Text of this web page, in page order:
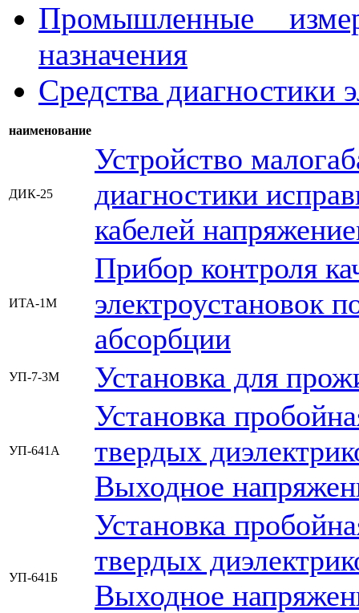
Промышленные
назначения
Средства диагностики
наименование
ДИК-25
Устройство
диагностики
кабелей
ИТА-1М
Прибор контроля
электроустановок
абсорбции
УП-7-3М Установка для
УП-641А
Установка
твердых
Выходное
УП-641Б
Установка
твердых
Выходное